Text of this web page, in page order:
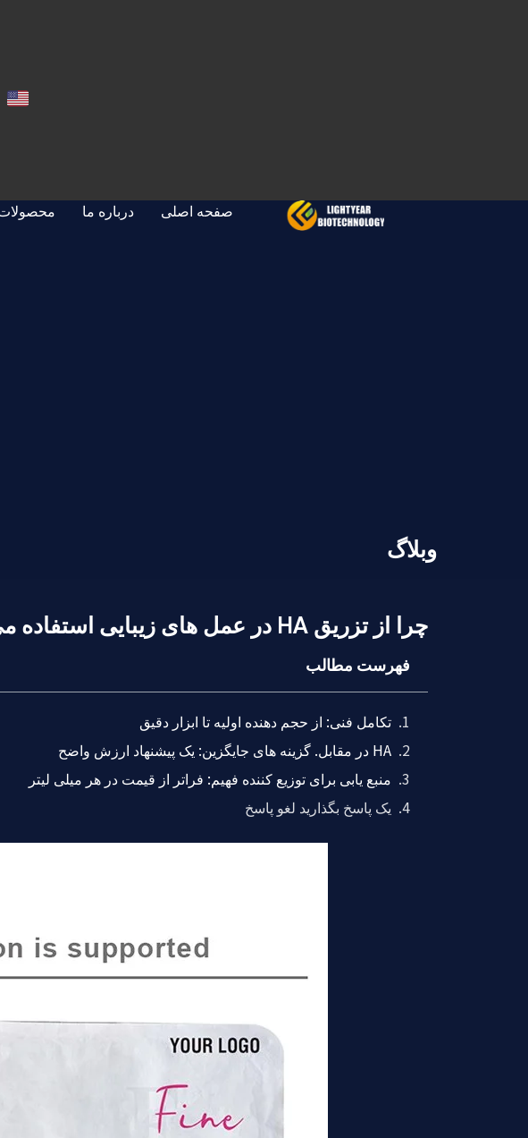
صفحه اصلی درباره ما
وبلاگ
چرا از تزریق HA در عمل های زیبایی استفاده می شود؟?
فهرست مطالب
تکامل فنی: از حجم دهنده اولیه تا ابزار دقیق
HA در مقابل. گزینه های جایگزین: یک پیشنهاد ارزش واضح
منبع یابی برای توزیع کننده فهیم: فراتر از قیمت در هر میلی لیتر
یک پاسخ بگذارید لغو پاسخ